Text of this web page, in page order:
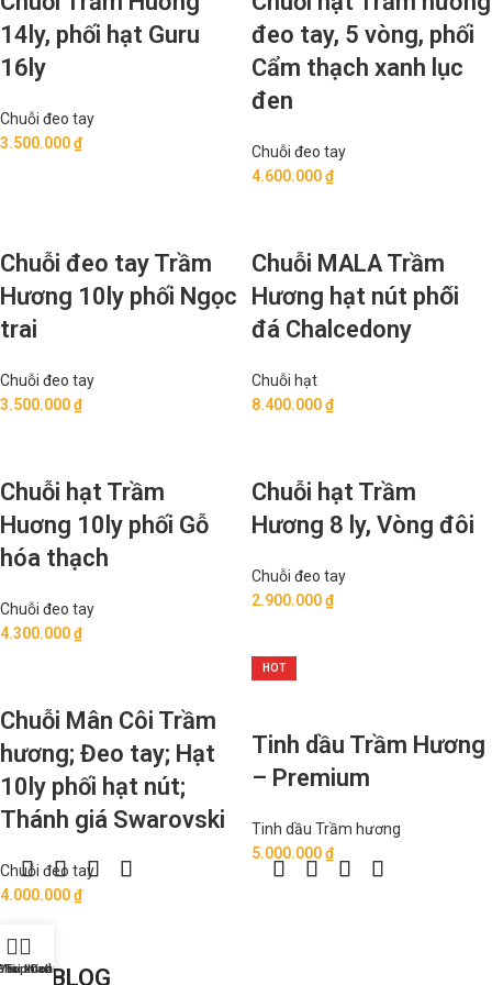
14ly, phối hạt Guru
16ly
Chuỗi đeo tay
3.500.000₫
đeo tay, 5 vòng, phối
Cẩm thạch xanh lục
đen
Chuỗi đeo tay
4.600.000₫
Chuỗi đeo tay Trầm
Hương 10ly phối Ngọc
trai
Chuỗi đeo tay
3.500.000₫
Chuỗi MALA Trầm
Hương hạt nút phối
đá Chalcedony
Chuỗi hạt
8.400.000₫
Chuỗi hạt Trầm
Huơng 10ly phối Gỗ
hóa thạch
Chuỗi đeo tay
4.300.000₫
Chuỗi hạt Trầm
Hương 8 ly, Vòng đôi
Chuỗi đeo tay
2.900.000₫
Chuỗi Mân Côi Trầm
hương; Đeo tay; Hạt
10ly phối hạt nút;
Thánh giá Swarovski
Chuỗi đeo tay
4.000.000₫
HOT
Tinh dầu Trầm Hương
– Premium
Tinh dầu Trầm hương
5.000.000₫
OUR BLOG
thích
Cart
Tài khoản của tôi